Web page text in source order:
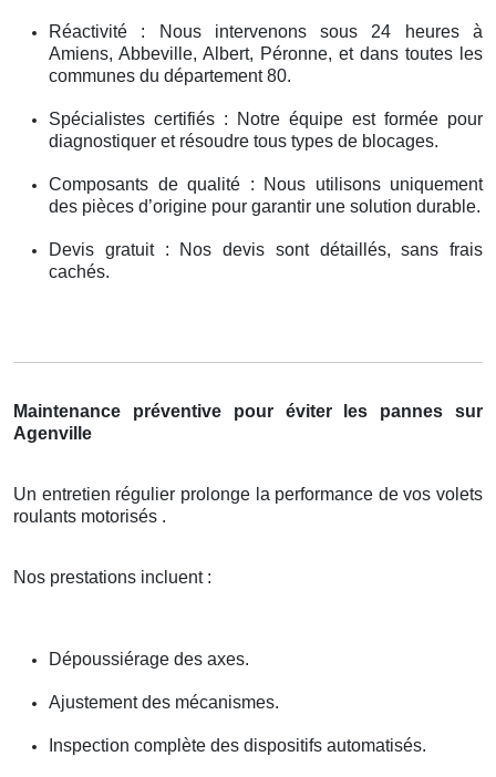
Réactivité : Nous intervenons sous 24 heures à
Amiens, Abbeville, Albert, Péronne, et dans toutes les
communes du département 80.
Spécialistes certifiés : Notre équipe est formée pour
diagnostiquer et résoudre tous types de blocages.
Composants de qualité : Nous utilisons uniquement
des pièces d’origine pour garantir une solution durable.
Devis gratuit : Nos devis sont détaillés, sans frais
cachés.
Maintenance préventive pour éviter les pannes sur
Agenville
Un entretien régulier prolonge la performance de vos volets
roulants motorisés .
Nos prestations incluent :
Dépoussiérage des axes.
Ajustement des mécanismes.
Inspection complète des dispositifs automatisés.